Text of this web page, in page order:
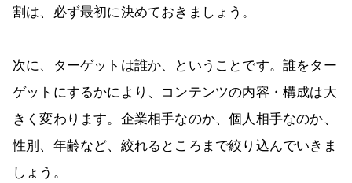
割は、必ず最初に決めておきましょう。
次に、ターゲットは誰か、ということです。誰をター
ゲットにするかにより、コンテンツの内容・構成は大
きく変わります。企業相手なのか、個人相手なのか、
性別、年齢など、絞れるところまで絞り込んでいきま
しょう。